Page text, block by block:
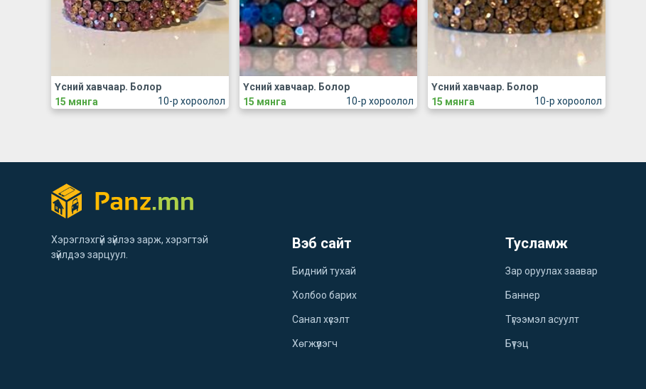
10-р хороолол
Үсний хавчаар. Болор
15 мянга
10-р хороолол
Үсний хавчаар. Болор
15 мянга
10-р хороолол
Үсний хавчаар. Болор
15 мянга
Хэрэглэхгүй зүйлээ зарж, хэрэгтэй
зүйлдээ зарцуул.
Вэб сайт
Бидний тухай
Холбоо барих
Санал хүсэлт
Хөгжүүлэгч
Тусламж
Зар оруулах заавар
Баннер
Түгээмэл асуулт
Бүтэц